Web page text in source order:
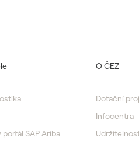
SAP Ariba
O ČEZ
Dotační
Infocentra